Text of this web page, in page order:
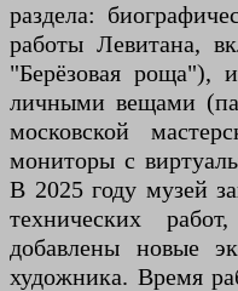
раздела:
работы Левитана,
"Берёзовая роща"),
личными вещами
московской
мониторы с
В 2025 году музей
технических
добавлены новые
художника. Время